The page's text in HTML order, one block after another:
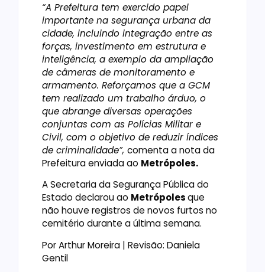
“A Prefeitura tem exercido papel
importante na segurança urbana da
cidade, incluindo integração entre as
forças, investimento em estrutura e
inteligência, a exemplo da ampliação
de câmeras de monitoramento e
armamento. Reforçamos que a GCM
tem realizado um trabalho árduo, o
que abrange diversas operações
conjuntas com as Polícias Militar e
Civil, com o objetivo de reduzir índices
de criminalidade”, comenta a nota da
Prefeitura enviada ao Metrópoles.
A Secretaria da Segurança Pública do
Estado declarou ao Metrópolesque
não houve registros de novos furtos no
cemitério durante a última semana.
Por Arthur Moreira | Revisão: Daniela
Gentil